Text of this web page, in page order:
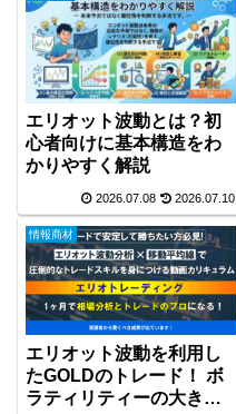
エリオット波動とは？初
心者向けに基本構造をわ
かりやすく解説
2026.07.08 2026.07.10
情報商材
エリオット波動を利用し
たGOLDのトレード！ ボ
ラティリティーの大きさ